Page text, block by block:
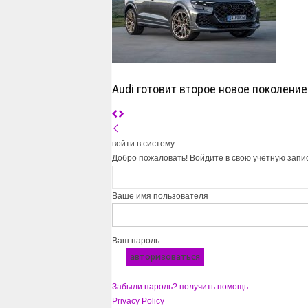
Audi готовит второе новое
войти в систему
Добро пожаловать! Войдите в свою учётную
Ваше имя пользователя
Ваш пароль
Забыли пароль? получить помощь
Privacy Policy